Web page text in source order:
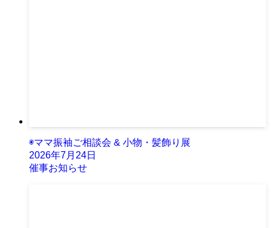
◉ママ振袖ご相談会 & 小物・髪飾り展
2026年7月24日
催事お知らせ